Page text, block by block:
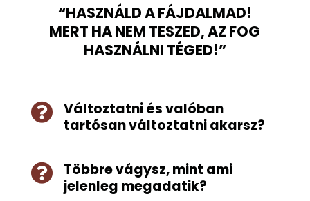
“HASZNÁLD A FÁJDALMAD!
MERT HA NEM TESZED, AZ FOG
HASZNÁLNI TÉGED!”
 Változtatni és valóban
tartósan változtatni akarsz?

Többre vágysz, mint ami
jelenleg megadatik?